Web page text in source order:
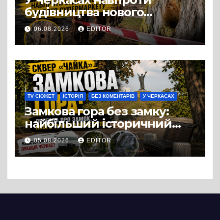
будівництва нового
супермаркету VARUS на
проспекті Перемоги всохли
дерева. І це навряд чи
можна назвати
випадковістю
06.08.2026 EDITOR
TV СЮЖЕТ ІСТОРІЯ БЕЗ КОМЕНТАРІВ У ЧЕРКАСАХ
Замкова гора без замку:
найбільший історичний
міф Черкас
05.08.2026 EDITOR